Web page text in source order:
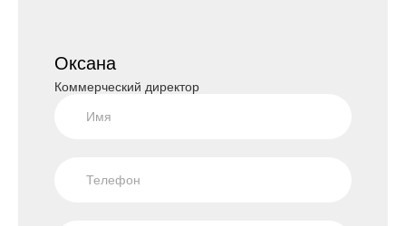
Оксана
Коммерческий директор